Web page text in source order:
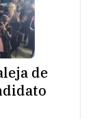
de